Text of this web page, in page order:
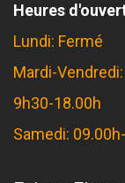
Heures
Lundi: Fermé
Mardi-Vendredi:
9h30-18.00h
Samedi: